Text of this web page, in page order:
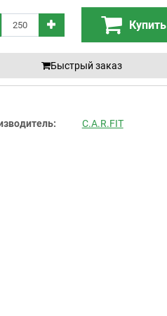
Купить
Быстрый заказ
C.A.R.FIT